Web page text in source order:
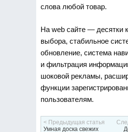
слова любой товар.
На web сайте — десятки
выбора, стабильное
обновление, система
и фильтрация
шоковой рекламы,
функции
пользователям.
< Предыдущая статья
Умная доска свежих